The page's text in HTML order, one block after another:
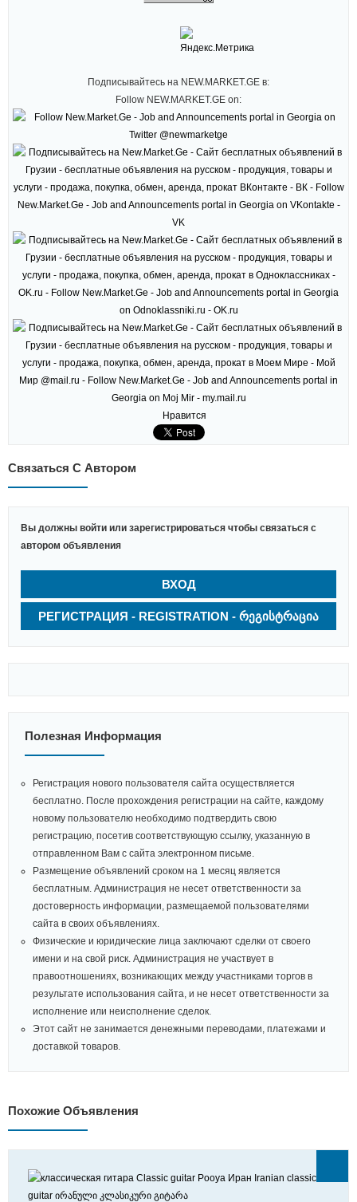
Подписывайтесь на NEW.MARKET.GE в:
Follow NEW.MARKET.GE on:
Нравится
Связаться С Автором
Вы должны войти или зарегистрироваться чтобы связаться с
автором объявления
ВХОД
РЕГИСТРАЦИЯ - REGISTRATION - ᲠᲔᲒᲘᲡᲢᲠᲐᲪᲘᲐ
Полезная Информация
Регистрация нового пользователя сайта осуществляется
бесплатно. После прохождения регистрации на сайте, каждому
новому пользователю необходимо подтвердить свою
регистрацию, посетив соответствующую ссылку, указанную в
отправленном Вам с сайта электронном письме.
Размещение объявлений сроком на 1 месяц является
бесплатным. Администрация не несет ответственности за
достоверность информации, размещаемой пользователями
сайта в своих объявлениях.
Физические и юридические лица заключают сделки от своего
имени и на свой риск. Администрация не участвует в
правоотношениях, возникающих между участниками торгов в
результате использования сайта, и не несет ответственности за
исполнение или неисполнение сделок.
Этот сайт не занимается денежными переводами, платежами и
доставкой товаров.
Похожие Объявления